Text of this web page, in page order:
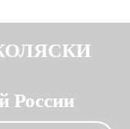
России